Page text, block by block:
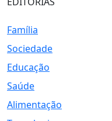
Família
Sociedade
Educação
Saúde
Alimentação